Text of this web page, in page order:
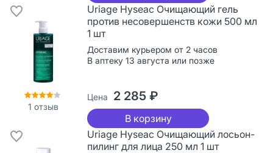
1 отзыв
Uriage Hyseac Очищающий гель
против несовершенств кожи 500 мл
1 шт
Доставим курьером от 2 часов
В аптеку 13 августа или позже
Цена 2 285 ₽
В корзину
Uriage Hyseac Очищающий лосьон-
пилинг для лица 250 мл 1 шт